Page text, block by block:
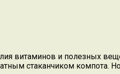
витaминов и полезных
стаканчиком компота.